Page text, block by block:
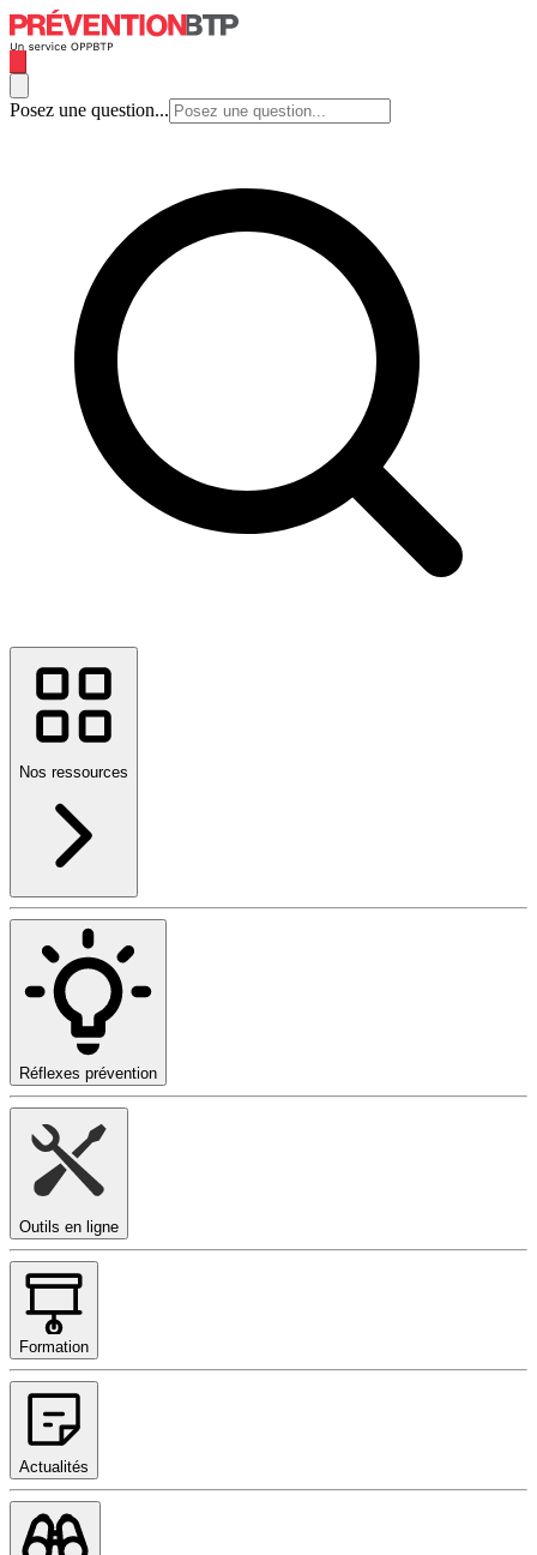
Posez une question...
Nos ressources
Réflexes prévention
Outils en ligne
Formation
Actualités